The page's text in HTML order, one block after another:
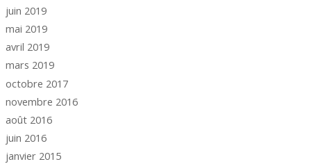
juin 2019
mai 2019
avril 2019
mars 2019
octobre 2017
novembre 2016
août 2016
juin 2016
janvier 2015